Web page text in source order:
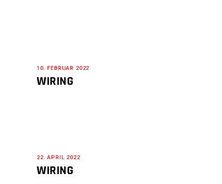
10. FEBRUAR 2022
WIRING
22. APRIL 2022
WIRING